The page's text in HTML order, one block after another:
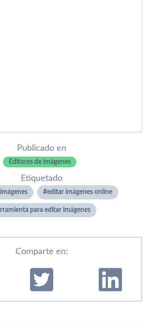
Publicado en
Editores de imágenes
Etiquetado
editar imágenes online
para editar imágenes
Comparte en: